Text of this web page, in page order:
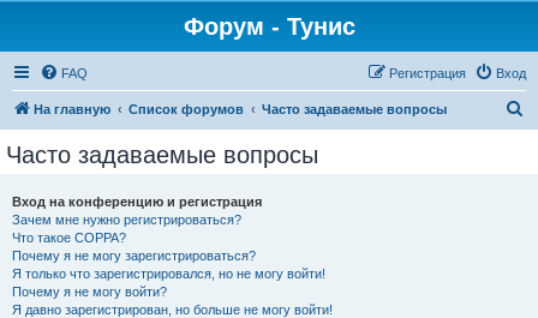
Форум - Тунис
FAQ Вход
Регистрация
На главную Список форумов Часто задаваемые вопросы
Часто задаваемые вопросы
Вход на конференцию и регистрация
Зачем мне нужно регистрироваться?
Что такое COPPA?
Почему я не могу зарегистрироваться?
Я только что зарегистрировался, но не могу войти!
Почему я не могу войти?
Я давно зарегистрирован, но больше не могу войти!